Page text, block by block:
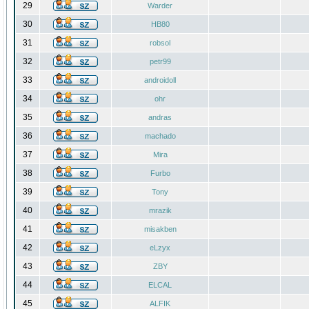
29 Warder
30 HB80
31 robsol
32 petr99
33 androidoll
34 ohr
35 andras
36 machado
37 Mira
38 Furbo
39 Tony
40 mrazik
41 misakben
42 eLzyx
43 ZBY
44 ELCAL
45 ALFIK